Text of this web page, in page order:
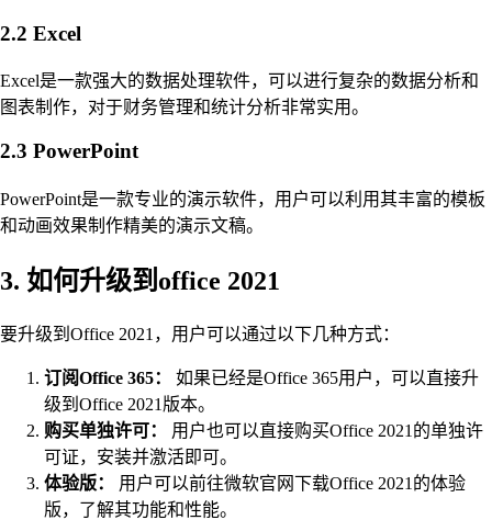
2.2 Excel
Excel是一款强大的数据处理软件，可以进行复杂的数据分析和
图表制作，对于财务管理和统计分析非常实用。
2.3 PowerPoint
PowerPoint是一款专业的演示软件，用户可以利用其丰富的模板
和动画效果制作精美的演示文稿。
3. 如何升级到office 2021
要升级到Office 2021，用户可以通过以下几种方式：
订阅Office 365：
如果已经是Office 365用户，可以直接升
级到Office 2021版本。
购买单独许可：
用户也可以直接购买Office 2021的单独许
可证，安装并激活即可。
体验版：
用户可以前往微软官网下载Office 2021的体验
版，了解其功能和性能。